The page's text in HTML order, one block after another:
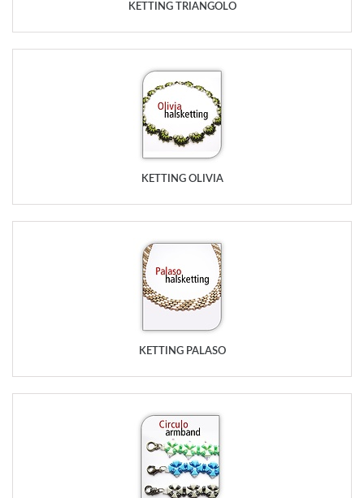
KETTING TRIANGOLO
KETTING OLIVIA
KETTING PALASO